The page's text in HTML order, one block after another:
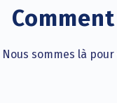
Nous sommes là